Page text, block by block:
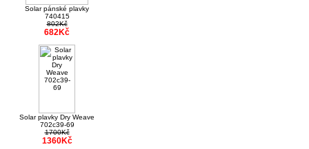
Solar pánské plavky
740415
802Kč
682Kč
Solar plavky Dry Weave
702c39-69
1700Kč
1360Kč